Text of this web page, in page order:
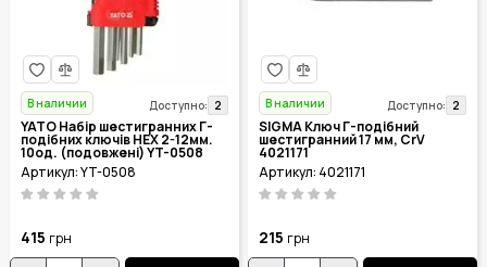
В наличии Доступно: 2
YATO Набір шестигранних Г-
подібних ключів HEX 2-12мм.
10од. (подовжені) YT-0508
Артикул: YT-0508
415 грн
В наличии Доступно: 2
SIGMA Ключ Г-подібний
шестигранний 17 мм, CrV
4021171
Артикул: 4021171
215 грн